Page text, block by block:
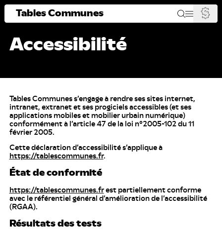
Tables Communes
Accessibilité
Tables Communes s’engage à rendre ses sites internet,
intranet, extranet et ses progiciels accessibles (et ses
applications mobiles et mobilier urbain numérique)
conformément à l’article 47 de la loi n°2005-102 du 11
février 2005.
Cette déclaration d’accessibilité s’applique à
https://tablescommunes.fr.
État de conformité
https://tablescommunes.frest partiellement conforme
avec le référentiel général d’amélioration de l’accessibilité
(RGAA).
Résultats des tests